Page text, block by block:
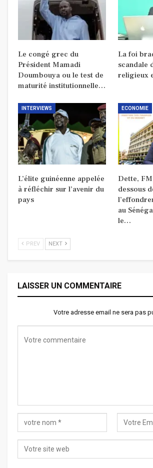
Le congé grec du
Président Mamadi
Doumbouya ou le test de
maturité institutionnelle…
La foi
scandale
religieux
INTERVIEWS
L’élite guinéenne appelée
à réfléchir sur l’avenir du
pays
ECONOMIE
Dette,
dessous
au
le…
PREV NEXT
LAISSER UN COMMENTAIRE
Votre adresse email ne sera pas